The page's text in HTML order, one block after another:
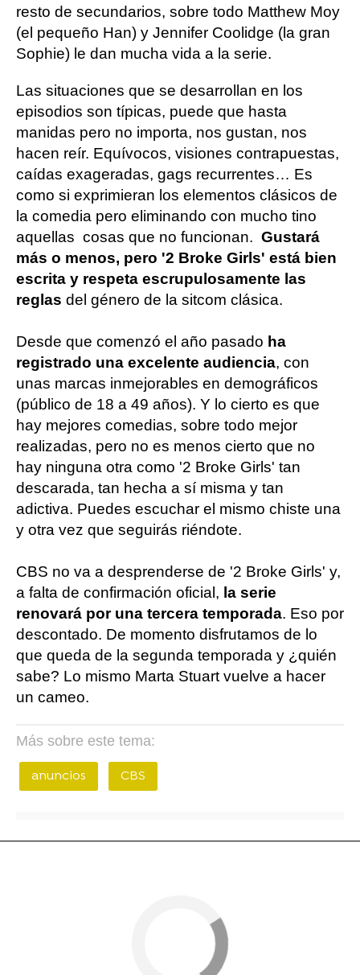
resto de secundarios, sobre todo Matthew Moy
(el pequeño Han) y Jennifer Coolidge (la gran
Sophie) le dan mucha vida a la serie.
Las situaciones que se desarrollan en los
episodios son típicas, puede que hasta
manidas pero no importa, nos gustan, nos
hacen reír. Equívocos, visiones contrapuestas,
caídas exageradas, gags recurrentes… Es
como si exprimieran los elementos clásicos de
la comedia pero eliminando con mucho tino
aquellas cosas que no funcionan. Gustará
más o menos, pero '2 Broke Girls' está bien
escrita y respeta escrupulosamente las
reglas del género de la sitcom clásica.
Desde que comenzó el año pasado ha
registrado una excelente audiencia, con
unas marcas inmejorables en demográficos
(público de 18 a 49 años). Y lo cierto es que
hay mejores comedias, sobre todo mejor
realizadas, pero no es menos cierto que no
hay ninguna otra como '2 Broke Girls' tan
descarada, tan hecha a sí misma y tan
adictiva. Puedes escuchar el mismo chiste una
y otra vez que seguirás riéndote.
CBS no va a desprenderse de '2 Broke Girls' y,
a falta de confirmación oficial, la serie
renovará por una tercera temporada. Eso por
descontado. De momento disfrutamos de lo
que queda de la segunda temporada y ¿quién
sabe? Lo mismo Marta Stuart vuelve a hacer
un cameo.
Más sobre este tema:
anuncios CBS